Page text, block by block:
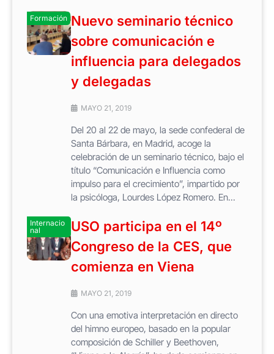
Formación Nuevo seminario técnico
sobre comunicación e
influencia para delegados
y delegadas
MAYO 21, 2019
Del 20 al 22 de mayo, la sede confederal de
Santa Bárbara, en Madrid, acoge la
celebración de un seminario técnico, bajo el
título “Comunicación e Influencia como
impulso para el crecimiento”, impartido por
la psicóloga, Lourdes López Romero. En...
Internacio
nal
USO participa en el 14º
Congreso de la CES, que
comienza en Viena
MAYO 21, 2019
Con una emotiva interpretación en directo
del himno europeo, basado en la popular
composición de Schiller y Beethoven,